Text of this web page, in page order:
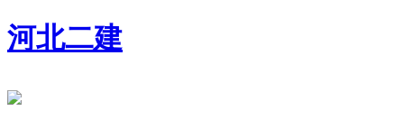
河北二建